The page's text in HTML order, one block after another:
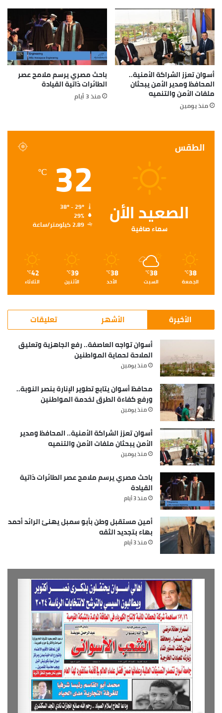
أسوان تعزز الشراكة الأمنية..
المحافظ ومدير الأمن يبحثان
ملفات الأمن والتنميه
منذ يومين
باحث مصري يرسم ملامح عصر
الطائرات ذاتية القيادة
منذ 3 أيام
الطقس
الصعيد الأن
سماء صافية
32
℃
29%
2.89 كيلومتر/ساعة
38
℃
الجمعة
38
℃
السبت
38
℃
الأحد
39
℃
الأثنين
42
℃
الثلاثاء
الأخيرة الأشهر تعليقات
أسوان تواجه العاصفة.. رفع الجاهزية وتعليق
الملاحة لحماية المواطنين
منذ يومين
محافظ أسوان يتابع تطوير الإنارة بنصر النوبة..
ورفع كفاءة الطرق لخدمة المواطنين
منذ يومين
أسوان تعزز الشراكة الأمنية.. المحافظ ومدير
الأمن يبحثان ملفات الأمن والتنميه
منذ يومين
باحث مصري يرسم ملامح عصر الطائرات ذاتية
القيادة
منذ 3 أيام
أمين مستقبل وطن بأبو سمبل يهنئ الرائد أحمد
بهاء بتجديد الثقه
منذ 3 أيام